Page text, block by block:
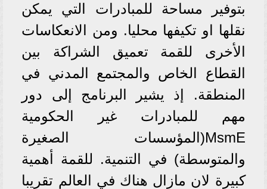
بتوفير مساحة للمبادرات التي يمكن
نقلها او تكيفها محليا. ومن الانعكاسات
الأخرى للقمة تعميق الشراكة بين
القطاع الخاص والمجتمع المدني في
المنطقة. إذ يشير البرنامج إلى دور
مهم للمبادرات غير الحكومية
MsmE(المؤسسات الصغيرة
والمتوسطة) في التنمية. للقمة أهمية
كبيرة لان مازال هناك في العالم تقريبا